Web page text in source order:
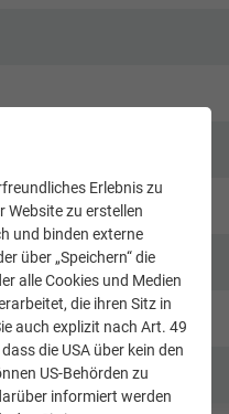
Erlebnis zu
Website zu erstellen
und binden externe
über „Speichern“ die
alle Cookies und Medien
die ihren Sitz in
auch explizit nach Art. 49
die USA über kein den
US-Behörden zu
informiert werden